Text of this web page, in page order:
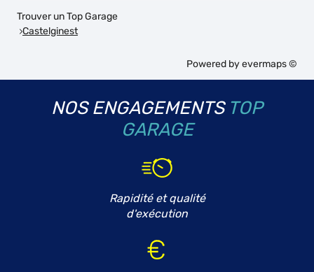
Trouver un Top Garage
Castelginest
Powered byevermaps ©
NOS ENGAGEMENTS TOP
GARAGE
Rapidité et qualité
d'exécution